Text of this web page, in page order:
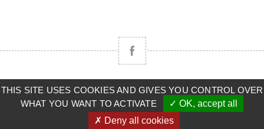
Copyright © 2026 CLAAS BRETAGNE SUD. Tous droits
réservés.
Powered by nopCommerce
THIS SITE USES COOKIES AND GIVES YOU CONTROL OVER
WHAT YOU WANT TO ACTIVATE
✓ OK, accept all
✗ Deny all cookies